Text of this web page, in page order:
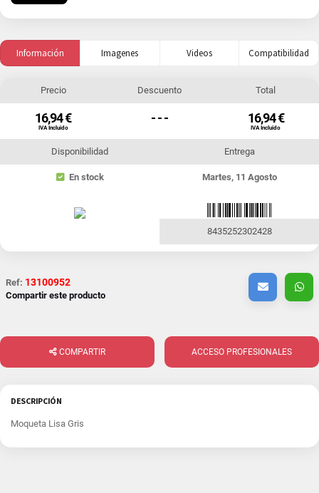
Información Imagenes Videos Compatibilidad
Precio
16,94 €
IVA Incluido
Descuento
- - -
Total
16,94 €
IVA Incluido
Disponibilidad
En stock
Entrega
Martes, 11 Agosto
8435252302428
Ref: 13100952
Compartir este producto
COMPARTIR ACCESO PROFESIONALES
DESCRIPCIÓN
Moqueta Lisa Gris